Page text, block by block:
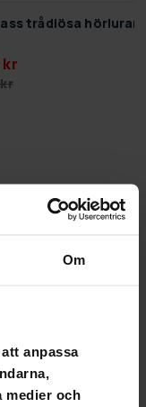
Om
anpassa
medier och
trådlösa hörlurar,
kr
trådlösa